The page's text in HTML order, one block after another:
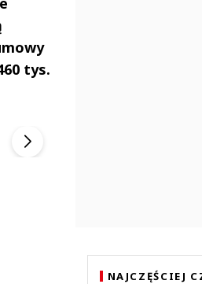
tys.
NAJCZĘŚCIEJ